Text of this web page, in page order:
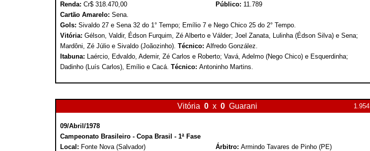
Renda: Cr$ 318.470,00 Público: 11.789
Cartão Amarelo: Sena.
Gols: Sivaldo 27 e Sena 32 do 1° Tempo; Emílio 7 e Nego Chico 25 do 2° Tempo.
Vitória: Gélson, Valdir, Édson Furquim, Zé Alberto e Válder; Joel Zanata, Lulinha (Édson Silva) e Sena;
Mardôni, Zé Júlio e Sivaldo (Joãozinho). Técnico: Alfredo González.
Itabuna: Laércio, Edvaldo, Ademir, Zé Carlos e Roberto; Vavá, Adelmo (Nego Chico) e Esquerdinha;
Dadinho (Luís Carlos), Emílio e Cacá. Técnico: Antoninho Martins.
Vitória 0 x 0 Guarani 1.954
09/Abril/1978
Campeonato Brasileiro - Copa Brasil - 1ª Fase
Local: Fonte Nova (Salvador) Árbitro: Armindo Tavares de Pinho (PE)